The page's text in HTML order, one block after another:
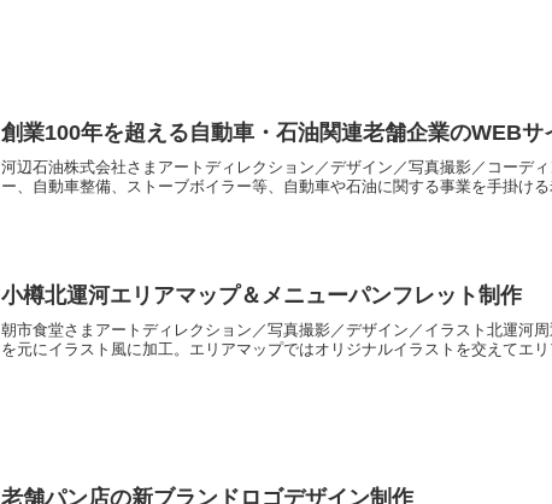
創業100年を超える自動車・石油関連老舗企業のWEBサ
河辺石油株式会社さまアートディレクション／デザイン／写真撮影／コーデ
ー、自動車整備、ストーブボイラー等、自動車や石油に関する事業を手掛け
小樽北運河エリアマップ＆メニューパンフレット制作
朝市食堂さまアートディレクション／写真撮影／デザイン／イラスト北運河
を元にイラスト風に加工。エリアマップではオリジナルイラストを交えてエ
老舗パン店の新ブランドロゴデザイン制作